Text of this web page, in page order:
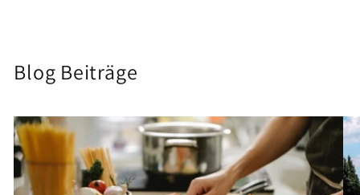
Blog Beiträge